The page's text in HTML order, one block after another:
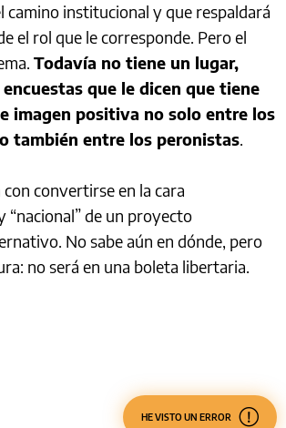
camino institucional y que respaldará
el rol que le corresponde. Pero el
Todavía no tiene un lugar,
que le dicen que tiene
imagen positiva no solo entre los
también entre los peronistas.
convertirse en la cara
“nacional” de un proyecto
No sabe aún en dónde, pero
no será en una boleta libertaria.
HE VISTO UN ERROR